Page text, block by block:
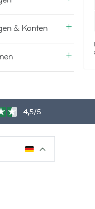
& Konten
4,5/5